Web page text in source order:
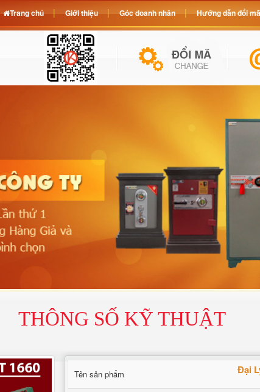
THÔNG SỐ KỸ THUẬT
Tên sản phẩm Đại
Trang chủ Giới thiệu Góc doanh nhân Hướng dẫn đổi